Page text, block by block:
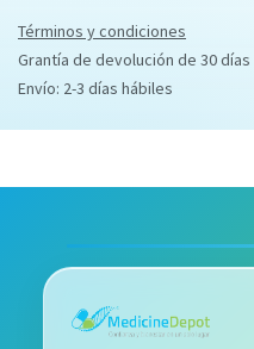
Términos y condiciones
Grantía de devolución de 30 días
Envío: 2-3 días hábiles